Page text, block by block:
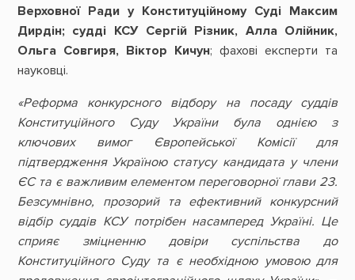
Верховної Ради у Конституційному Суді Максим
Дирдін; судді КСУ Сергій Різник, Алла Олійник,
Ольга Совгиря, Віктор Кичун; фахові експерти та
науковці.
«Реформа конкурсного відбору на посаду суддів
Конституційного Суду України була однією з
ключових вимог Європейської Комісії для
підтвердження Україною статусу кандидата у члени
ЄС та є важливим елементом переговорної глави 23.
Безсумнівно, прозорий та ефективний конкурсний
відбір суддів КСУ потрібен насамперед Україні. Це
сприяє зміцненню довіри суспільства до
Конституційного Суду та є необхідною умовою для